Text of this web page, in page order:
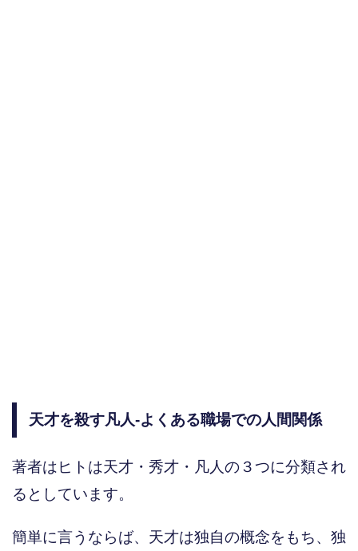
天才を殺す凡人-よくある職場での人間関係
著者はヒトは天才・秀才・凡人の３つに分類され
るとしています。
簡単に言うならば、天才は独自の概念をもち、独